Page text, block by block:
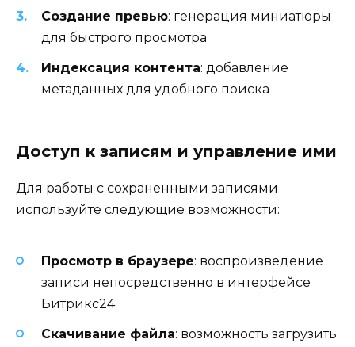
Создание превью: генерация миниатюры
для быстрого просмотра
Индексация контента: добавление
метаданных для удобного поиска
Доступ к записям и управление ими
Для работы с сохраненными записями
используйте следующие возможности:
Просмотр в браузере: воспроизведение
записи непосредственно в интерфейсе
Битрикс24
Скачивание файла: возможность загрузить